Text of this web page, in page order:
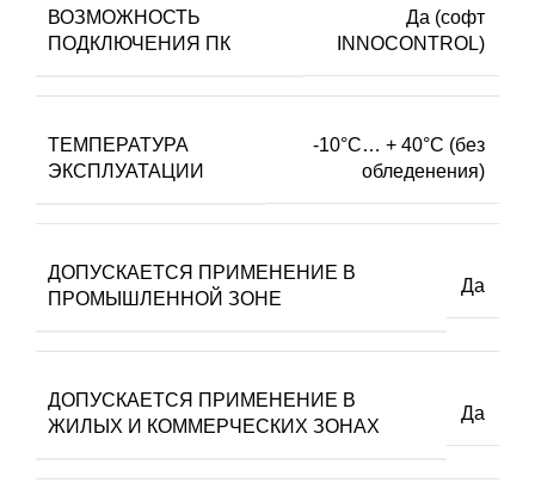
ВОЗМОЖНОСТЬ
ПОДКЛЮЧЕНИЯ ПК
Да (софт
INNOCONTROL)
ТЕМПЕРАТУРА
ЭКСПЛУАТАЦИИ
-10°C… + 40°C (без
обледенения)
ДОПУСКАЕТСЯ ПРИМЕНЕНИЕ В
ПРОМЫШЛЕННОЙ ЗОНЕ
Да
ДОПУСКАЕТСЯ ПРИМЕНЕНИЕ В
ЖИЛЫХ И КОММЕРЧЕСКИХ ЗОНАХ
Да